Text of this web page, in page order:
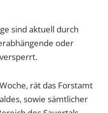
sind aktuell durch
oder
rät das Forstamt
sowie sämtlicher